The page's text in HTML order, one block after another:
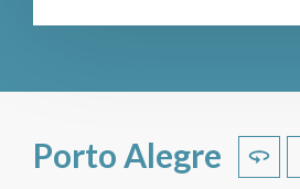
Porto Alegre